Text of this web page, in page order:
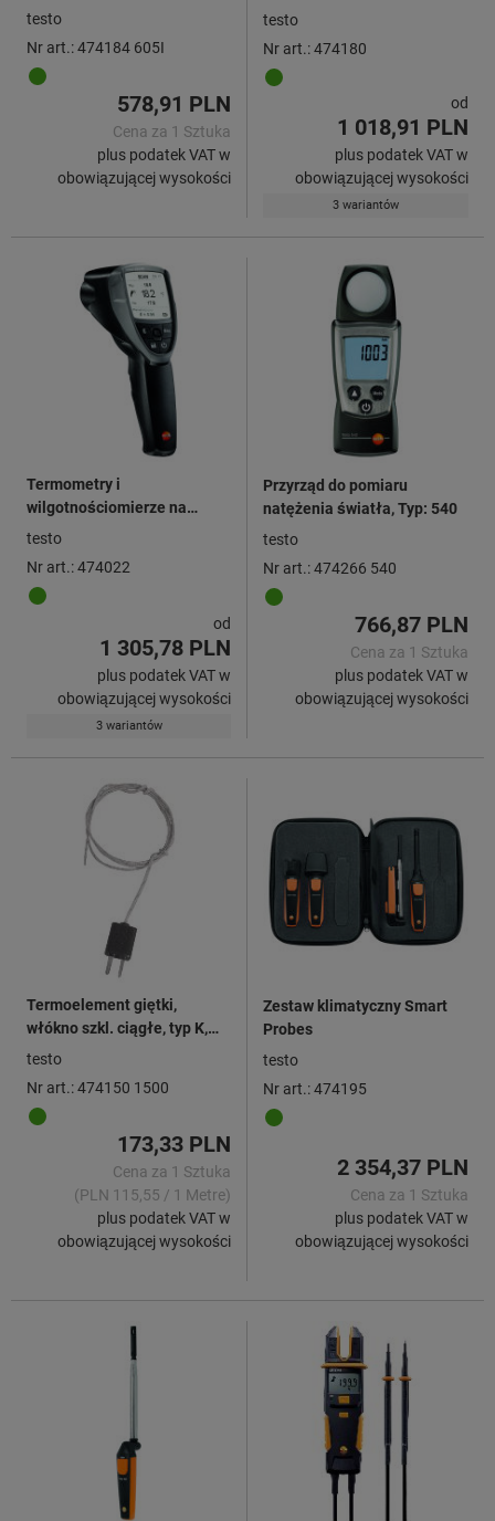
Typ: 605I
testo
Nr art.: 474184 605I
578,91 PLN
Cena za 1 Sztuka
plus podatek VAT w
obowiązującej wysokości
testo
Nr art.: 474180
od
1 018,91 PLN
plus podatek VAT w
obowiązującej wysokości
3 wariantów
Termometry i
wilgotnościomierze na
podczerwień
testo
Nr art.: 474022
od
1 305,78 PLN
plus podatek VAT w
obowiązującej wysokości
3 wariantów
Przyrząd do pomiaru
natężenia światła, Typ: 540
testo
Nr art.: 474266 540
766,87 PLN
Cena za 1 Sztuka
plus podatek VAT w
obowiązującej wysokości
Termoelement giętki,
włókno szkl. ciągłe, typ K,
długość: 1500mm
testo
Nr art.: 474150 1500
173,33 PLN
Cena za 1 Sztuka
(PLN 115,55 / 1 Metre)
plus podatek VAT w
obowiązującej wysokości
Zestaw klimatyczny Smart
Probes
testo
Nr art.: 474195
2 354,37 PLN
Cena za 1 Sztuka
plus podatek VAT w
obowiązującej wysokości